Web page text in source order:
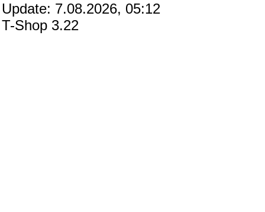
Update: 7.08.2026, 05:12
T-Shop 3.22